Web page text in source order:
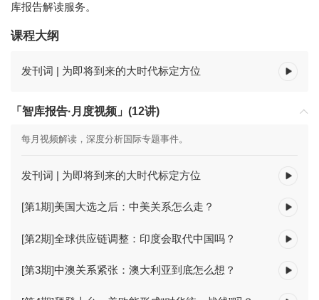
库报告解读服务。
课程大纲
发刊词 | 为即将到来的大时代标定方位
「智库报告·月度视频」(12讲)
每月视频解读，深度分析国际专题事件。
发刊词 | 为即将到来的大时代标定方位
[第1期]美国大选之后：中美关系怎么走？
[第2期]全球供应链调整：印度会取代中国吗？
[第3期]中澳关系紧张：澳大利亚到底怎么想？